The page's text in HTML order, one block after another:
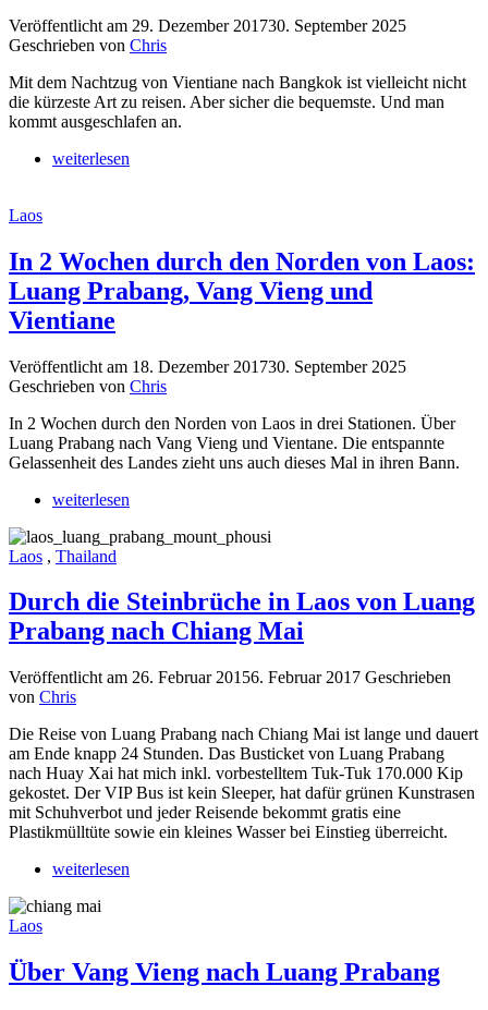
Veröffentlicht am 29. Dezember 201730. September 2025
Geschrieben von Chris
Mit dem Nachtzug von Vientiane nach Bangkok ist vielleicht nicht
die kürzeste Art zu reisen. Aber sicher die bequemste. Und man
kommt ausgeschlafen an.
weiterlesen
Laos
In 2 Wochen durch den Norden von Laos:
Luang Prabang, Vang Vieng und
Vientiane
Veröffentlicht am 18. Dezember 201730. September 2025
Geschrieben von Chris
In 2 Wochen durch den Norden von Laos in drei Stationen. Über
Luang Prabang nach Vang Vieng und Vientane. Die entspannte
Gelassenheit des Landes zieht uns auch dieses Mal in ihren Bann.
weiterlesen
Laos , Thailand
Durch die Steinbrüche in Laos von Luang
Prabang nach Chiang Mai
Veröffentlicht am 26. Februar 20156. Februar 2017 Geschrieben
von Chris
Die Reise von Luang Prabang nach Chiang Mai ist lange und dauert
am Ende knapp 24 Stunden. Das Busticket von Luang Prabang
nach Huay Xai hat mich inkl. vorbestelltem Tuk-Tuk 170.000 Kip
gekostet. Der VIP Bus ist kein Sleeper, hat dafür grünen Kunstrasen
mit Schuhverbot und jeder Reisende bekommt gratis eine
Plastikmülltüte sowie ein kleines Wasser bei Einstieg überreicht.
weiterlesen
Laos
Über Vang Vieng nach Luang Prabang